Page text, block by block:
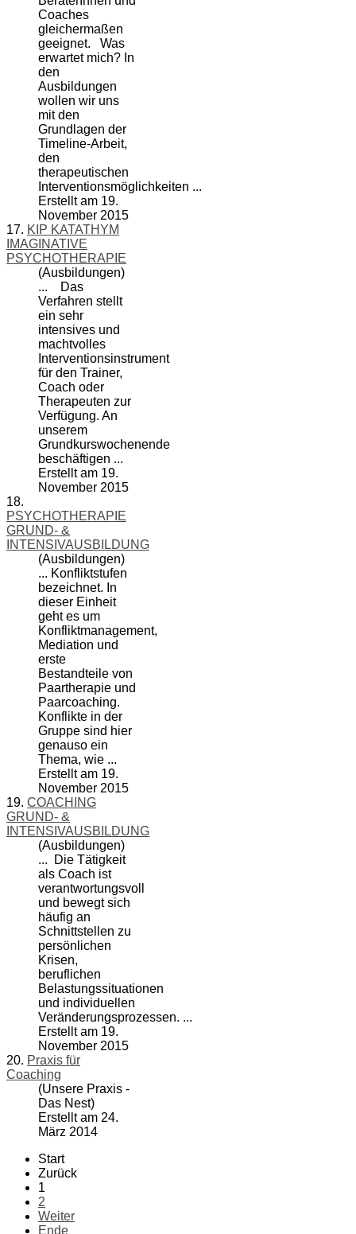
Coaches
gleichermaßen
geeignet. Was
erwartet mich? In
den
Ausbildungen
wollen wir uns
mit den
Grundlagen der
Timeline-Arbeit,
den
therapeutischen
Interventionsmöglichkeiten ...
Erstellt am 19.
November 2015
17. KIP KATATHYM
IMAGINATIVE
PSYCHOTHERAPIE
(Ausbildungen)
... Das
Verfahren stellt
ein sehr
intensives und
machtvolles
Interventionsinstrument
für den Trainer,
Coach oder
Therapeuten zur
Verfügung. An
unserem
Grundkurswochenende
beschäftigen ...
Erstellt am 19.
November 2015
18.
PSYCHOTHERAPIE
GRUND- &
INTENSIVAUSBILDUNG
(Ausbildungen)
... Konfliktstufen
bezeichnet. In
dieser Einheit
geht es um
Konfliktmanagement,
Mediation und
erste
Bestandteile von
Paartherapie und
Paarcoaching.
Konflikte in der
Gruppe sind hier
genauso ein
Thema, wie ...
Erstellt am 19.
November 2015
19. COACHING
GRUND- &
INTENSIVAUSBILDUNG
(Ausbildungen)
... Die Tätigkeit
als Coach ist
verantwortungsvoll
und bewegt sich
häufig an
Schnittstellen zu
persönlichen
Krisen,
beruflichen
Belastungssituationen
und individuellen
Veränderungsprozessen. ...
Erstellt am 19.
November 2015
20. Praxis für
Coaching
(Unsere Praxis -
Das Nest)
Erstellt am 24.
März 2014
Start
Zurück
1
2
Weiter
Ende